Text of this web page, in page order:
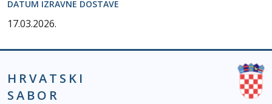
DATUM IZRAVNE DOSTAVE
17.03.2026.
HRVATSKI
SABOR